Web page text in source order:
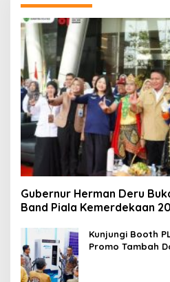
Gubernur Herman Deru
Band Piala Kemerdekaan
Kunjungi Booth
Promo Tambah